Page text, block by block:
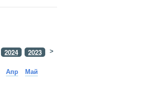
2024 2023 2022
>
Апр
Май